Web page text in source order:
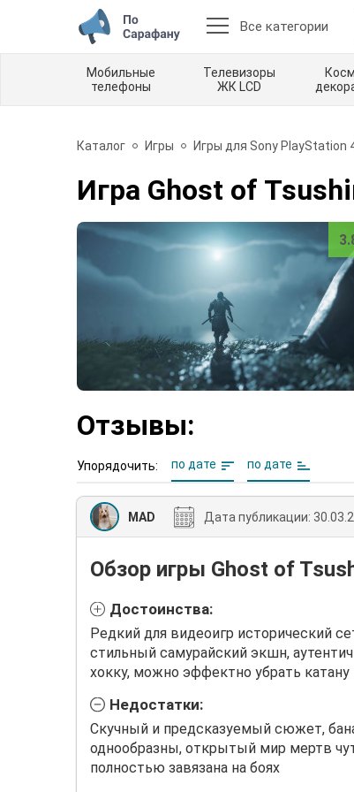
Все категории
Мобильные
телефоны
Телевизоры
ЖК LCD
Каталог Игры Игры для Sony PlayStation
Игра Ghost of
Отзывы:
Упорядочить: по дате по дате
MAD Дата публикации:
Обзор игры Ghost of
Достоинства:
Редкий для видеоигр исторический
стильный самурайский экшн,
хокку, можно эффектно убрать катану
Недостатки:
Скучный и предсказуемый сюжет,
однообразны, открытый мир мертв
полностью завязана на боях